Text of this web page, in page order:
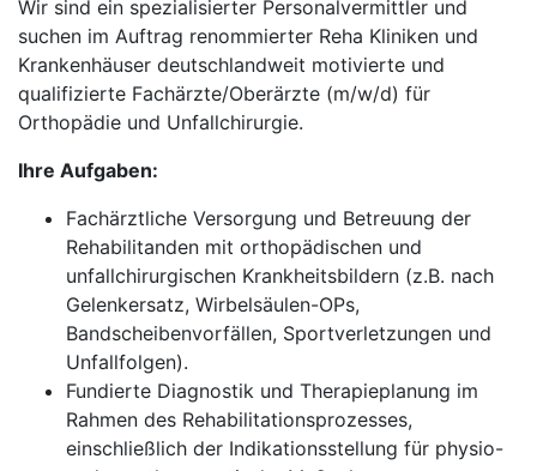
Wir sind ein spezialisierter Personalvermittler und
suchen im Auftrag renommierter Reha Kliniken und
Krankenhäuser deutschlandweit motivierte und
qualifizierte Fachärzte/Oberärzte (m/w/d) für
Orthopädie und Unfallchirurgie.
Ihre Aufgaben:
Fachärztliche Versorgung und Betreuung der
Rehabilitanden mit orthopädischen und
unfallchirurgischen Krankheitsbildern (z.B. nach
Gelenkersatz, Wirbelsäulen-OPs,
Bandscheibenvorfällen, Sportverletzungen und
Unfallfolgen).
Fundierte Diagnostik und Therapieplanung im
Rahmen des Rehabilitationsprozesses,
einschließlich der Indikationsstellung für physio-